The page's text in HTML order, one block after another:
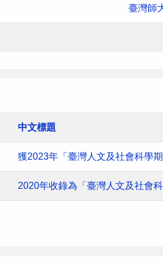
臺灣師
中文標題
獲2023年「臺灣人文及社會科學
2020年收錄為「臺灣人文及社會